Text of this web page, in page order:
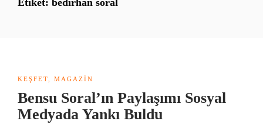
Etiket: bedirhan soral
KEŞFET MAGAZIN
Bensu Soral’ın Paylaşımı Sosyal
Medyada Yankı Buldu